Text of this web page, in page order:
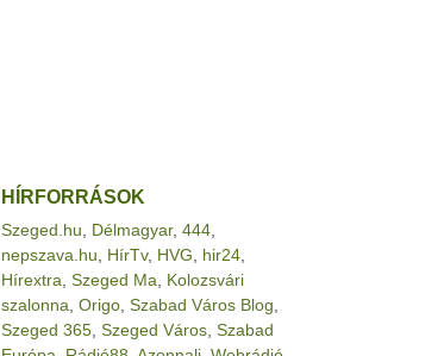
HÍRFORRÁSOK
Szeged.hu Délmagyar, 444
nepszava.hu
HírTv, HVG hir24
Hírextra Szeged Ma
Kolozsvári
szalonna Origo Szabad Város Blog
Szeged 365 Szeged Város Szabad